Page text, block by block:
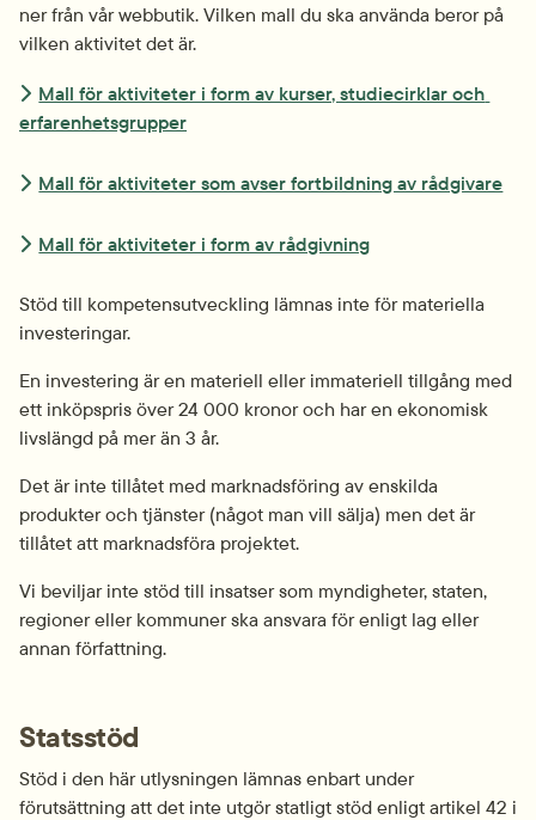
ner från vår webbutik. Vilken mall du ska använda beror på
vilken aktivitet det är.
Mall för aktiviteter i form av kurser, studiecirklar och
erfarenhetsgrupper
Mall för aktiviteter som avser fortbildning av rådgivare
Mall för aktiviteter i form av rådgivning
Stöd till kompetensutveckling lämnas inte för materiella
investeringar.
En investering är en materiell eller immateriell tillgång med
ett inköpspris över 24 000 kronor och har en ekonomisk
livslängd på mer än 3 år.
Det är inte tillåtet med marknadsföring av enskilda
produkter och tjänster (något man vill sälja) men det är
tillåtet att marknadsföra projektet.
Vi beviljar inte stöd till insatser som myndigheter, staten,
regioner eller kommuner ska ansvara för enligt lag eller
annan författning.
Statsstöd
Stöd i den här utlysningen lämnas enbart under
förutsättning att det inte utgör statligt stöd enligt artikel 42 i